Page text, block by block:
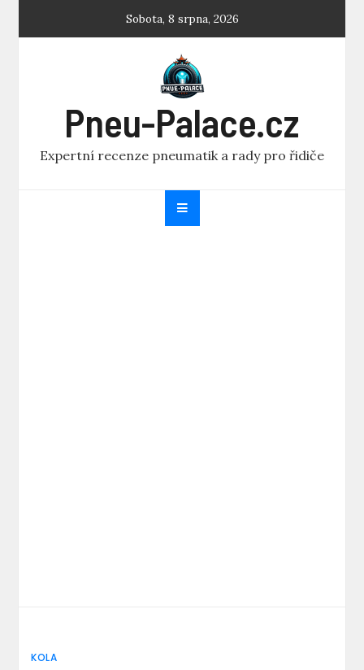
Sobota, 8 srpna, 2026
Pneu-Palace.cz
Expertní recenze pneumatik a rady pro řidiče
KOLA